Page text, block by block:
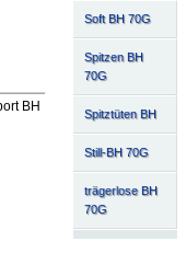
Soft BH 70G
Spitzen BH
70G
Spitztüten BH
Still-BH 70G
trägerlose BH
70G
BH